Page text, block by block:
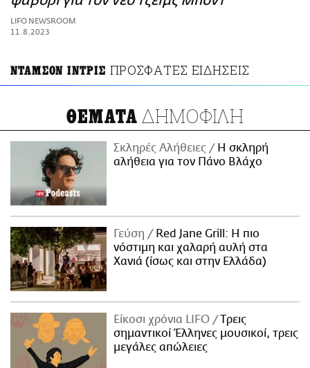
ΑΜΠΑ
PRINT
LIFO NEWSROOM
11.8.2023
ΝΤΑΜΣΟΝ ΙΝΤΡΙΣ ΠΡΟΣΦΑΤΕΣ ΕΙΔΗΣΕΙΣ
ΘΕΜΑΤΑ ΔΗΜΟΦΙΛΗ
Σκληρές Αλήθειες
H σκληρή
αλήθεια για τον Πάνο Βλάχο
Γεύση
Red Jane Grill: Η πιο
νόστιμη και χαλαρή αυλή στα
Χανιά (ίσως και στην Ελλάδα)
Είκοσι χρόνια LIFO
Tρεις
σημαντικοί Έλληνες μουσικοί, τρεις
μεγάλες απώλειες